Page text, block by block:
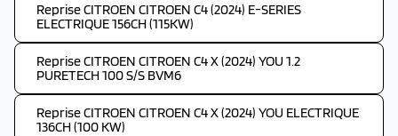
Reprise CITROEN CITROEN C4 (2024) E-SERIES
ELECTRIQUE 156CH (115KW)
Reprise CITROEN CITROEN C4 X (2024) YOU 1.2
PURETECH 100 S/S BVM6
Reprise CITROEN CITROEN C4 X (2024) YOU ELECTRIQUE
136CH (100 KW)